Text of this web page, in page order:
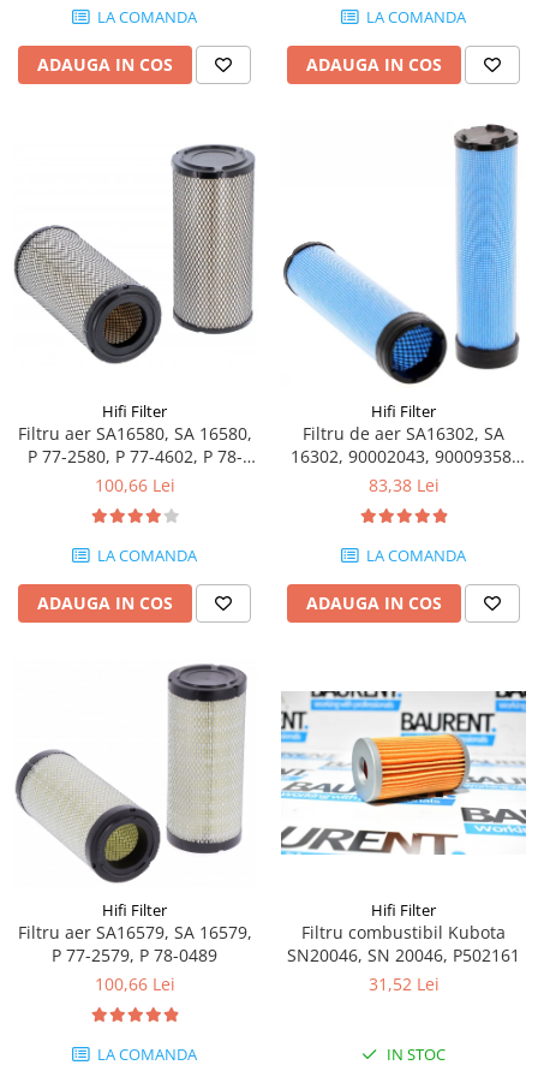
Turbosuflanta
Vibrochen - ax came - arbore cotit
Camasa piston
Segmenti motor
Termoflot
Cablu acceleratie
Vaporizatoare
Radiatoare AC
Piese frana
Discuri de frana
Pompa de frana - cilindru de frana
Rezervor lichid de frana
Lichid de frana
Antigel frane
Piese fara categorie
Garnituri utilaje
Siguranta
Abtibilduri - Etichete
Piese electrice
Piese Iveco
Piese Nifty Lift
Piese motor Perkins
Piese Atlas Copco
Piese Hitachi
Piese Vermeer
Piese Gehl
Piese Kaeser
Piese Wacker Neuson
Piese David Brown
Piese Mc Cormick
Piese Lamborghini
Piese Same
Piese Weidemann
Piese Ausa
Piese Sennebogen
Piese Still
Piese Timberjack
Piese Valmet Valtra
Piese Vogele
Piese Yuchai
Piese Zeppelin
8410951
LA COMANDA
ADAUGA IN COS
LA COMANDA
ADAUGA IN COS
Hifi Filter
Filtru aer SA16580, SA 16580,
P 77-2580, P 77-4602, P 78-
0958, P 78-1517, P 78-1911, P
100,66 Lei
LA COMANDA
ADAUGA IN COS
Hifi Filter
Filtru de aer SA16302, SA
16302, 90002043, 90009358,
P77-5302, P82-9333
83,38 Lei
LA COMANDA
ADAUGA IN COS
Hifi Filter
Filtru aer SA16579, SA 16579,
P 77-2579, P 78-0489
100,66 Lei
LA COMANDA
Hifi Filter
Filtru combustibil Kubota
SN20046, SN 20046, P502161
31,52 Lei
IN STOC